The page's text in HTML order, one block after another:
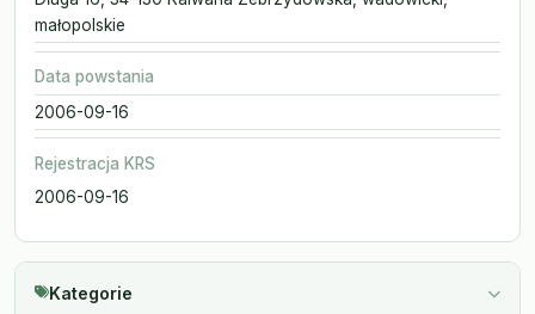
małopolskie
Data powstania
2006-09-16
Rejestracja KRS
2006-09-16
Kategorie